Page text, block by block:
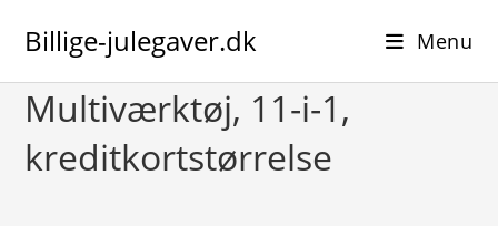
Billige-julegaver.dk Menu
Multiværktøj, 11-i-1,
kreditkortstørrelse